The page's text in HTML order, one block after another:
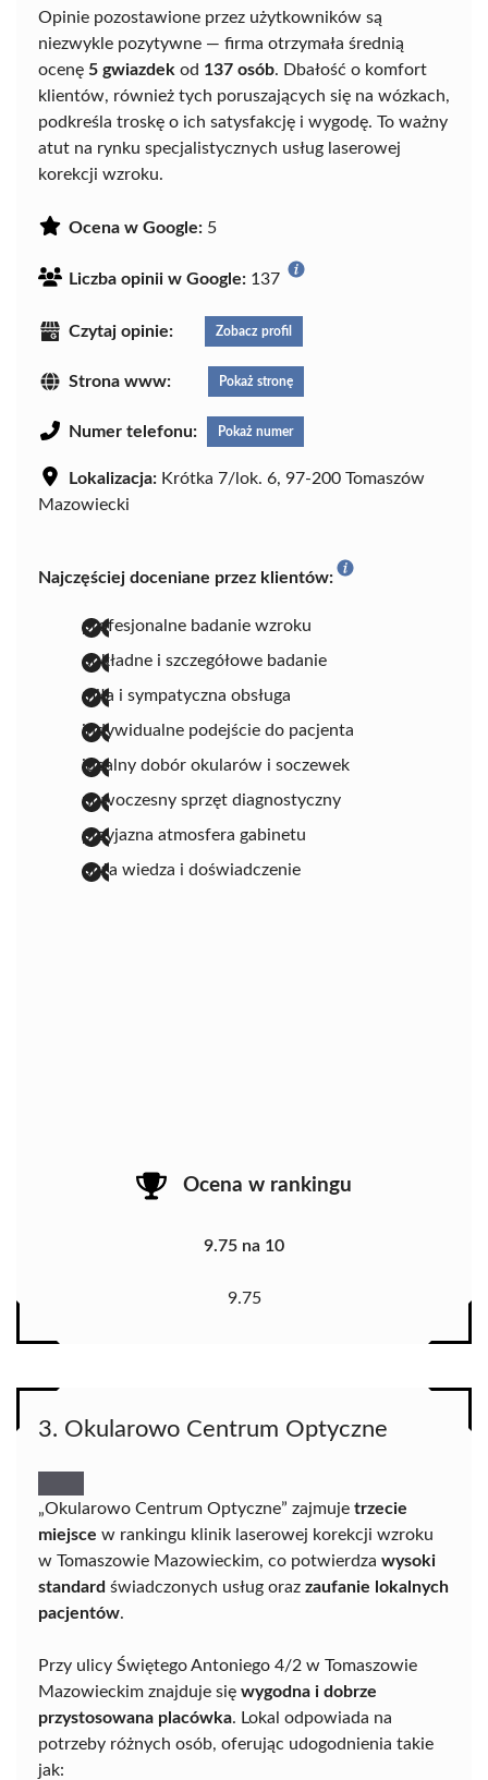
Opinie pozostawione przez użytkowników są
niezwykle pozytywne — firma otrzymała średnią
ocenę 5 gwiazdek od 137 osób. Dbałość o komfort
klientów, również tych poruszających się na wózkach,
podkreśla troskę o ich satysfakcję i wygodę. To ważny
atut na rynku specjalistycznych usług laserowej
korekcji wzroku.
Ocena w Google: 5
Liczba opinii w Google: 137
Czytaj opinie: Zobacz profil
Strona www: Pokaż stronę
Numer telefonu: Pokaż numer
Lokalizacja: Krótka 7/lok. 6, 97-200 Tomaszów
Mazowiecki
Najczęściej doceniane przez klientów:
profesjonalne badanie wzroku
dokładne i szczegółowe badanie
miła i sympatyczna obsługa
indywidualne podejście do pacjenta
idealny dobór okularów i soczewek
nowoczesny sprzęt diagnostyczny
przyjazna atmosfera gabinetu
duża wiedza i doświadczenie
Ocena w rankingu
9.75 na 10
9.75
3. Okularowo Centrum Optyczne
„Okularowo Centrum Optyczne” zajmuje trzecie
miejsce w rankingu klinik laserowej korekcji wzroku
w Tomaszowie Mazowieckim, co potwierdza wysoki
standard świadczonych usług oraz zaufanie lokalnych
pacjentów.
Przy ulicy Świętego Antoniego 4/2 w Tomaszowie
Mazowieckim znajduje się wygodna i dobrze
przystosowana placówka. Lokal odpowiada na
potrzeby różnych osób, oferując udogodnienia takie
jak: